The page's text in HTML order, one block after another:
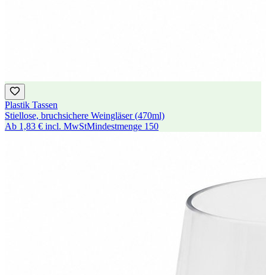
Plastik Tassen
Stiellose, bruchsichere Weingläser (470ml)
Ab 1,83 € incl. MwStMindestmenge 150